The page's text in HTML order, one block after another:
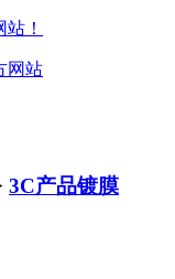
！
3C产品镀膜